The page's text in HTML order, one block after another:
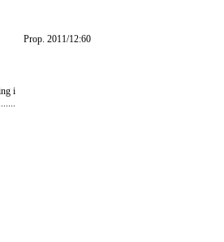
i utlänningslagen
Prop. 2011/12:60